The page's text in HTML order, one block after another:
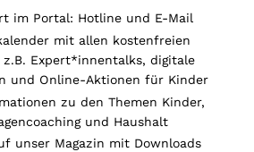
im Portal: Hotline und E‑Mail
mit allen kostenfreien
z.B. Expert*innentalks, digitale
und Online-Aktionen für Kinder
zu den Themen Kinder,
und Haushalt
unser Magazin mit Downloads